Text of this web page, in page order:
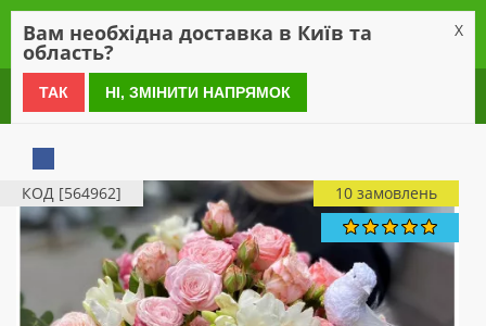
0 800 21 54 55
КОД [564962] 10 замовлень
Вам необхідна доставка в Київ та
область?
X
ТАК НІ, ЗМІНИТИ НАПРЯМОК